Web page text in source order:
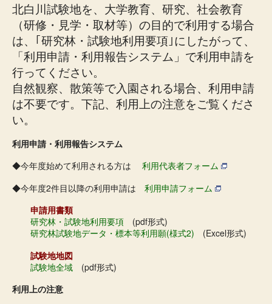
北白川試験地を、大学教育、研究、社会教育
（研修・見学・取材等）の目的で利用する場合
は、｢研究林・試験地利用要項｣にしたがって、
「利用申請・利用報告システム」で利用申請を
行ってください。
自然観察、散策等で入園される場合、利用申請
は不要です。下記、利用上の注意をご覧くださ
い。
利用申請・利用報告システム
◆今年度始めて利用される方は 利用代表者フォーム
◆今年度2件目以降の利用申請は 利用申請フォーム
申請用書類
研究林・試験地利用要項 (pdf形式)
研究林試験地データ・標本等利用願(様式2) (Excel形式)
試験地地図
試験地全域 (pdf形式)
利用上の注意